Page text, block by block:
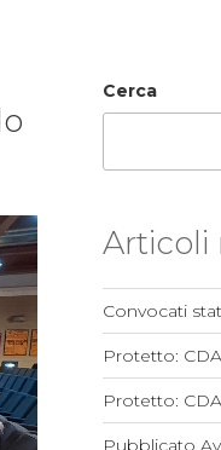
Cerca
Articoli
Convocati
Protetto:
Protetto:
Pubblicato